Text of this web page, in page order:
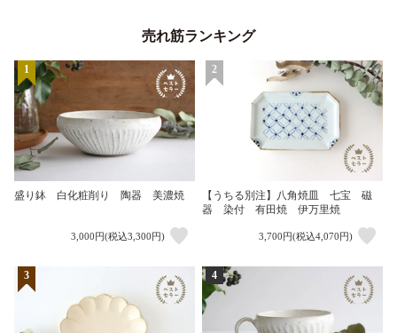
売れ筋ランキング
1
盛り鉢 白化粧削り 陶器 美濃焼
3,000円(税込3,300円)
2
【うちる別注】八角焼皿 七宝 磁
器 染付 有田焼 伊万里焼
3,700円(税込4,070円)
3 4